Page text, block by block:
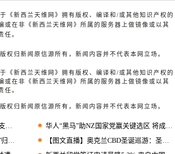
《新西兰天维网》拥有版权、编译和/或其他知识产权的
或在非《新西兰天维网》所属的服务器上做镜像或以其
任。
权归新闻原信源所有，新闻内容并不代表本网立场。
《新西兰天维网》拥有版权、编译和/或其他知识产权的
或在非《新西兰天维网》所属的服务器上做镜像或以其
任。
权归新闻原信源所有，新闻内容并不代表本网立场。
华人“黑马”助NZ国家党赢关键选区 将成国会议员
！
【图文直播】奥克兰CBD圣诞巡游：圣诞老人来啦！